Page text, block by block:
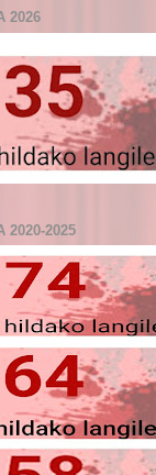
2026
2020-2025